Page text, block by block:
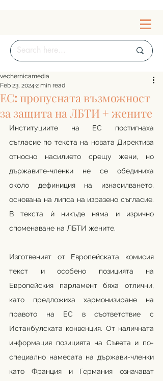
ЕС: пропусната възможност
за защита на ЛБТИ + жените
vechernicamedia
Feb 23, 2024 2 min read
Институциите на ЕС постигнаха
съгласие по текста на новата Директива
относно насилието срещу жени, но
държавите-членки не се обединиха
около дефиниция на изнасилването,
основана на липса на изразено съгласие.
В текста ѝ никъде няма и изрично
споменаване на ЛБТИ жените.
Изготвеният от Европейската комисия
текст и особено позицията на
Европейския парламент бяха отлични,
като предложиха хармонизиране на
правото на ЕС в съответствие с
Истанбулската конвенция. От наличната
информация позицията на Съвета и по-
специално намесата на държави-членки
като Франция и Германия означават